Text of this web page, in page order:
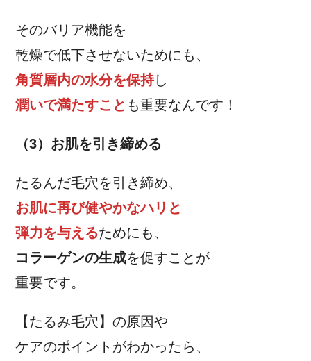
そのバリア機能を
乾燥で低下させないためにも、
角質層内の水分を保持し
潤いで満たすこと も重要なんです！
（3）お肌を引き締める
たるんだ毛穴を引き締め、
お肌に再び健やかなハリと
弾力を与えるためにも、
コラーゲンの生成を促すことが
重要です。
【たるみ毛穴】の原因や
ケアのポイントがわかったら、